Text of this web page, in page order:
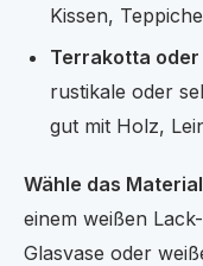
Kissen,
Terrakotta
rustikale oder
gut mit Holz,
Wähle das
einem weißen
Glasvase oder